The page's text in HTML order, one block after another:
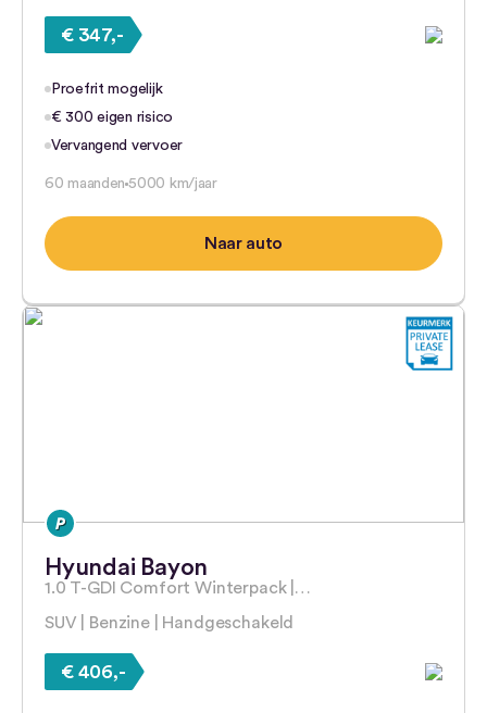
€ 347,-
Proefrit mogelijk
€ 300 eigen risico
Vervangend vervoer
60 maanden 5000 km/jaar
Naar auto
Hyundai Bayon
1.0 T-GDI Comfort Winterpack |…
SUV | Benzine | Handgeschakeld
€ 406,-